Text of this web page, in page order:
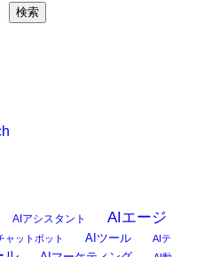
検索
AIアシスタント
AIエージ
ャットボット AIツール
AIテ